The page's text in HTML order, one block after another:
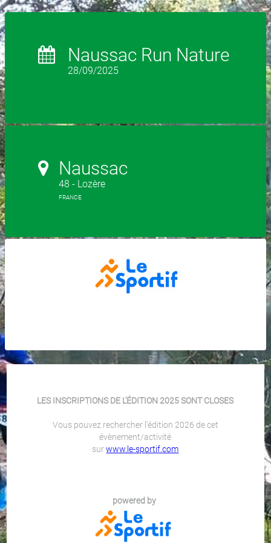
Naussac Run Nature
28/09/2025
Naussac
48 - Lozère
FRANCE
LES INSCRIPTIONS DE L'ÉDITION 2025 SONT CLOSES
Vous pouvez rechercher l'édition 2026 de cet
évènement/activité
surwww.le-sportif.com
powered by